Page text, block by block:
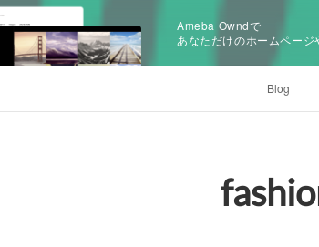
Ameba Owndで
あなただけのホームページ
Blog